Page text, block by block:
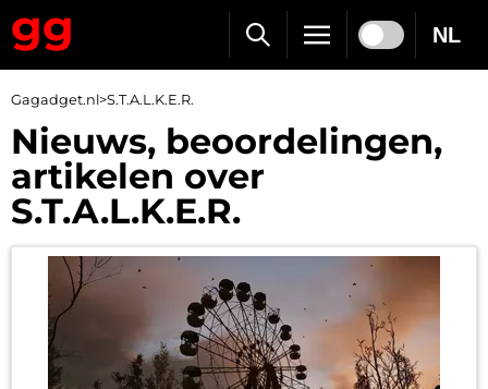
NL
Gagadget.nl>S.T.A.L.K.E.R.
Nieuws, beoordelingen,
artikelen over
S.T.A.L.K.E.R.